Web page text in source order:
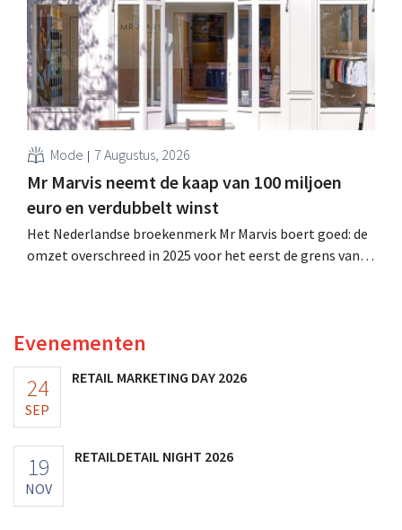
volledige boekjaar.
Mode 7 Augustus, 2026
Mr Marvis neemt de kaap van 100 miljoen
euro en verdubbelt winst
Het Nederlandse broekenmerk Mr Marvis boert goed: de
omzet overschreed in 2025 voor het eerst de grens van
Evenementen
24
SEP
RETAIL MARKETING DAY 2026
19
NOV
RETAILDETAIL NIGHT 2026